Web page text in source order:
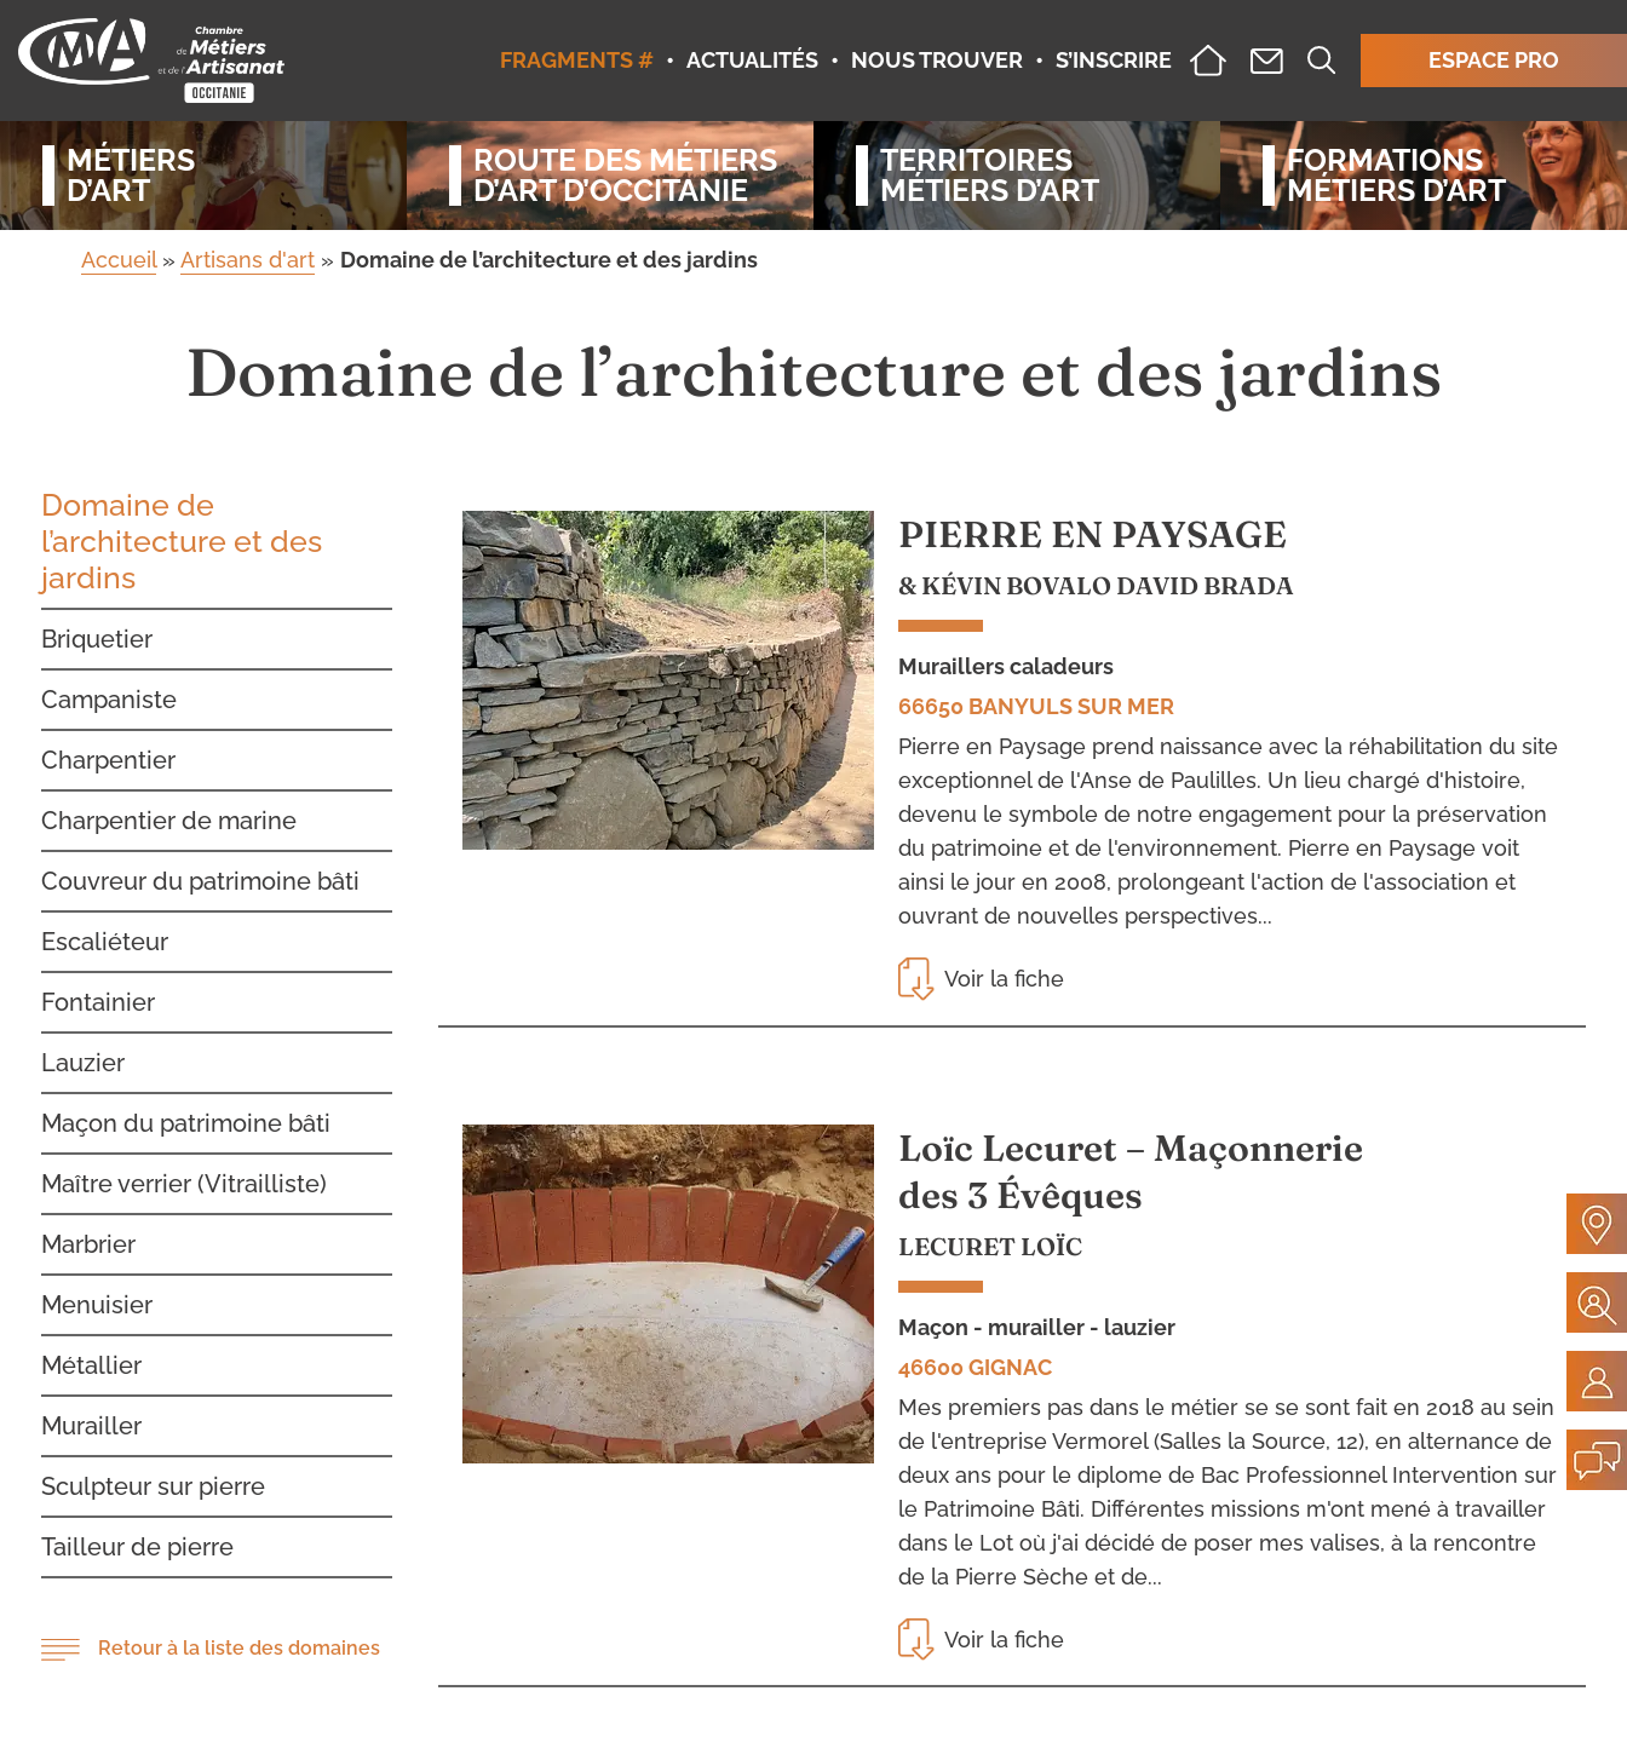
FRAGMENTS # • ACTUALITÉS • NOUS TROUVER • S’INSCRIRE ESPACE PRO
MÉTIERS
D’ART
ROUTE DES MÉTIERS
D’ART D’OCCITANIE
TERRITOIRES
MÉTIERS D’ART
FORMATIONS
MÉTIERS D’ART
Accueil»Artisans d'art » Domaine de l’architecture et des jardins
Domaine de l’architecture et des jardins
Domaine de
l’architecture et des
jardins
Briquetier
Campaniste
Charpentier
Charpentier de marine
Couvreur du patrimoine bâti
Escaliéteur
Fontainier
Lauzier
Maçon du patrimoine bâti
Maître verrier (Vitrailliste)
Marbrier
Menuisier
Métallier
Murailler
Sculpteur sur pierre
Tailleur de pierre
Retour à la liste des domaines
PIERRE EN PAYSAGE
& KÉVIN BOVALO DAVID BRADA
muraillers caladeurs
66650 BANYULS SUR MER
Pierre en Paysage prend naissance avec la réhabilitation du site
exceptionnel de l'Anse de Paulilles. Un lieu chargé d'histoire,
devenu le symbole de notre engagement pour la préservation
du patrimoine et de l'environnement. Pierre en Paysage voit
ainsi le jour en 2008, prolongeant l'action de l'association et
ouvrant de nouvelles perspectives...
Voir la fiche
Loïc Lecuret – Maçonnerie
des 3 Évêques
LECURET LOÏC
maçon - murailler - lauzier
46600 GIGNAC
Mes premiers pas dans le métier se se sont fait en 2018 au sein
de l'entreprise Vermorel (Salles la Source, 12), en alternance de
deux ans pour le diplome de Bac Professionnel Intervention sur
le Patrimoine Bâti. Différentes missions m'ont mené à travailler
dans le Lot où j'ai décidé de poser mes valises, à la rencontre
de la Pierre Sèche et de...
Voir la fiche